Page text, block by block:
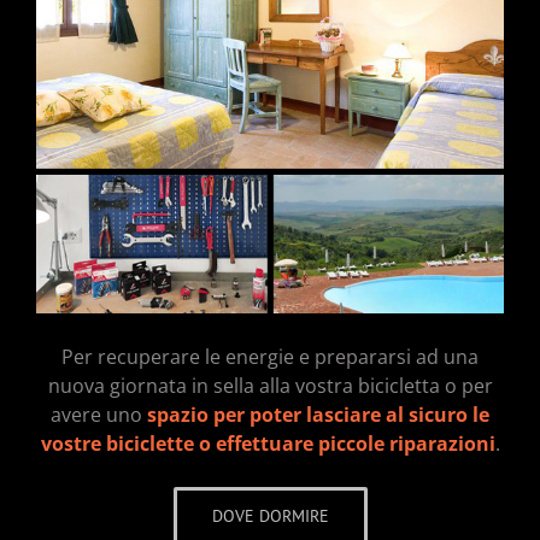
Per recuperare le energie e prepararsi ad una
nuova giornata in sella alla vostra bicicletta o per
avere uno spazio per poter lasciare al sicuro le
vostre biciclette o effettuare piccole riparazioni.
DOVE DORMIRE